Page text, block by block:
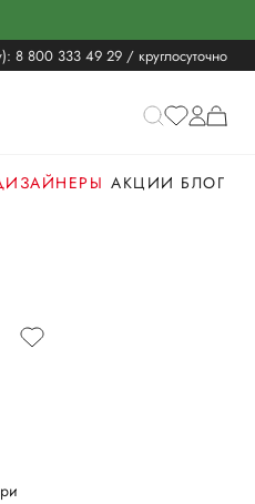
8 800 333 49 29 / круглосуточно
АКЦИИ БЛОГ